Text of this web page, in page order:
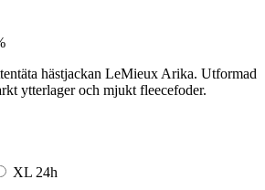
hästjackan LeMieux Arika. Utformad
ytterlager och mjukt fleecefoder.
XL 24h